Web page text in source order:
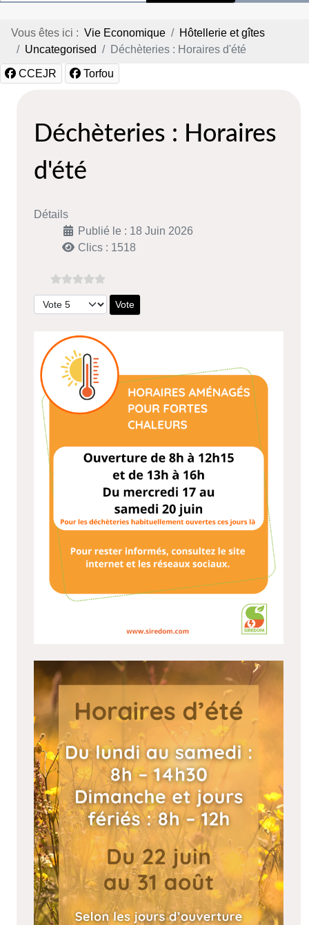
Vous êtes ici : Vie Economique
Hôtellerie et gîtes
Uncategorised
Déchèteries : Horaires d'été
CCEJR Torfou
Déchèteries : Horaires
d'été
Détails
Publié le : 18 Juin 2026
Clics : 1518
Veuillez voter